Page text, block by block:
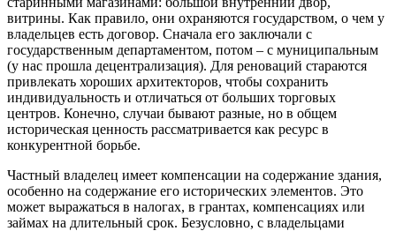
витрины. Как правило, они охраняются государством, о чем у
владельцев есть договор. Сначала его заключали с
государственным департаментом, потом – с муниципальным
(у нас прошла децентрализация). Для реноваций стараются
привлекать хороших архитекторов, чтобы сохранить
индивидуальность и отличаться от больших торговых
центров. Конечно, случаи бывают разные, но в общем
историческая ценность рассматривается как ресурс в
конкурентной борьбе.
Частный владелец имеет компенсации на содержание здания,
особенно на содержание его исторических элементов. Это
может выражаться в налогах, в грантах, компенсациях или
займах на длительный срок. Безусловно, с владельцами